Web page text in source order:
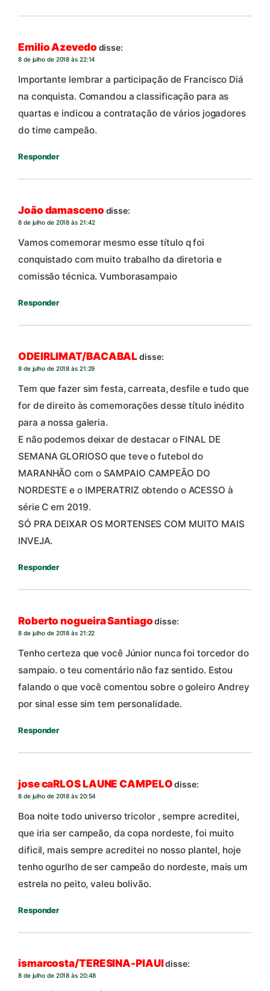
Emilio Azevedo disse:
8 de julho de 2018 às 22:14
Importante lembrar a participação de Francisco Diá
na conquista. Comandou a classificação para as
quartas e indicou a contratação de vários jogadores
do time campeão.
Responder
João damasceno disse:
8 de julho de 2018 às 21:42
Vamos comemorar mesmo esse título q foi
conquistado com muito trabalho da diretoria e
comissão técnica. Vumborasampaio
Responder
ODEIRLIMAT/BACABALdisse:
8 de julho de 2018 às 21:29
Tem que fazer sim festa, carreata, desfile e tudo que
for de direito às comemorações desse título inédito
para a nossa galeria.
E não podemos deixar de destacar o FINAL DE
SEMANA GLORIOSO que teve o futebol do
MARANHÃO com o SAMPAIO CAMPEÃO DO
NORDESTE e o IMPERATRIZ obtendo o ACESSO à
série C em 2019.
SÓ PRA DEIXAR OS MORTENSES COM MUITO MAIS
INVEJA.
Responder
Roberto nogueira Santiago disse:
8 de julho de 2018 às 21:22
Tenho certeza que você Júnior nunca foi torcedor do
sampaio. o teu comentário não faz sentido. Estou
falando o que você comentou sobre o goleiro Andrey
por sinal esse sim tem personalidade.
Responder
jose caRLOS LAUNE CAMPELO disse:
8 de julho de 2018 às 20:54
Boa noite todo universo tricolor , sempre acreditei,
que iria ser campeão, da copa nordeste, foi muito
dificil, mais sempre acreditei no nosso plantel, hoje
tenho ogurlho de ser campeão do nordeste, mais um
estrela no peito, valeu bolivão.
Responder
ismarcosta/TERESINA-PIAUIdisse:
8 de julho de 2018 às 20:48